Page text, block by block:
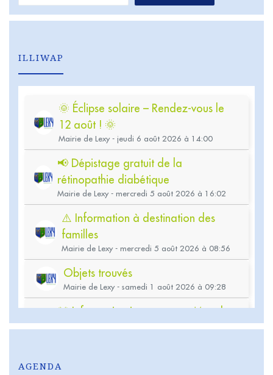
ILLIWAP
AGENDA